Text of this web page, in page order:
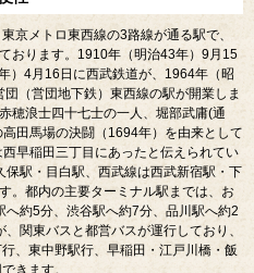
性
京メトロ東西線の3路線が通る駅で、
おります。1910 年（明治43年）9月15
年）4月16日に西武鉄道が、1964年（昭
団（営団地下鉄）東西線の駅が開業しま
穂浪士四十七士の一人、堀部武庸( 通
田馬場の決闘（1694年）を由来として
早稲田三丁目にあったと伝えられてい
保駅・目白駅、西武線は西武新宿駅・下
。都内の主要ターミナル駅までは、お
へ約5分、渋谷駅へ約7分、品川駅へ約2